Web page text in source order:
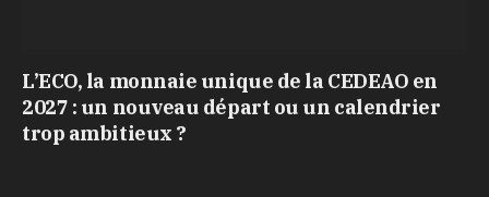
L’ECO, la monnaie unique de la CEDEAO en
2027 : un nouveau départ ou un calendrier
trop ambitieux ?